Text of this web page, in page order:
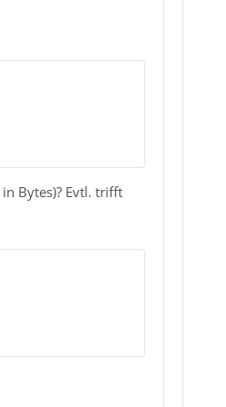
Bytes)? Evtl. trifft